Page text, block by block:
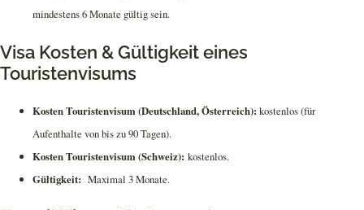
mindestens 6 Monate gültig sein.
Visa Kosten & Gültigkeit eines
Touristenvisums
Kosten Touristenvisum (Deutschland, Österreich): kostenlos (für
Aufenthalte von bis zu 90 Tagen).
Kosten Touristenvisum (Schweiz): kostenlos.
Gültigkeit: Maximal 3 Monate.